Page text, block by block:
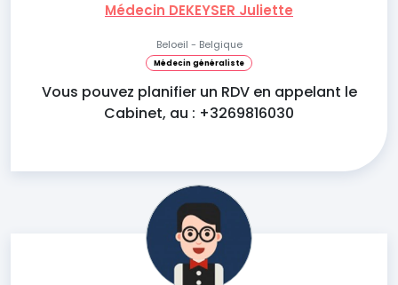
Médecin DEKEYSER Juliette
Beloeil - Belgique
Médecin généraliste
Vous pouvez planifier un RDV en appelant le
Cabinet, au : +3269816030